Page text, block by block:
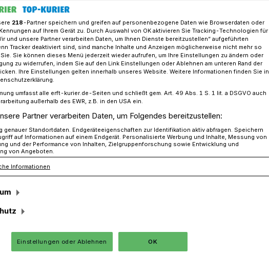
Kids auf ihren „fliegenden Rädern“ hatten viel offiziellen Besuch
Rädern“ hatten viel offiziellen
mit dem
Bericht über die Kapellener Kids, die
Muskelkraft und Begeisterung
angelegt haben, hat sich viel getan.
Und ein Kooperationsangebot.
218-Partner speichern und greifen auf personenbezogene Daten wie Browserdaten oder
auf Ihrem Gerät zu. Durch Auswahl von OK aktivieren Sie Tracking-Technologien für
und unsere Partner verarbeiten Daten, um Ihnen Dienste bereitzustellen“ aufgeführten
Tracker deaktiviert sind, sind manche Inhalte und Anzeigen möglicherweise nicht mehr so
Sie können dieses Menü jederzeit wieder aufrufen, um Ihre Einstellungen zu ändern oder
zu widerrufen, indem Sie auf den Link Einstellungen oder Ablehnen am unteren Rand der
Ihre Einstellungen gelten innerhalb unseres Website. Weitere Informationen finden Sie in
umfasst alle erft-kurier.de-Seiten und schließt gem. Art. 49 Abs. 1 S. 1 lit. a DSGVO auch
außerhalb des EWR, z.B. in den USA ein.
Partner verarbeiten Daten, um Folgendes bereitzustellen:
genauer Standortdaten. Endgeräteeigenschaften zur Identifikation aktiv abfragen. Speichern
auf Informationen auf einem Endgerät. Personalisierte Werbung und Inhalte, Messung von
und der Performance von Inhalten, Zielgruppenforschung sowie Entwicklung und
von Angeboten.
Informationen
Einstellungen oder Ablehnen OK